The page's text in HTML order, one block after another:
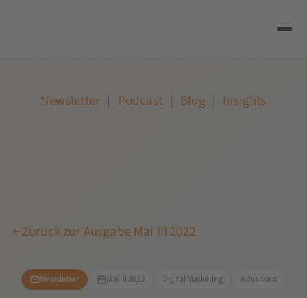
Newsletter | Podcast | Blog | Insights
Zurück zur Ausgabe Mai III 2022
Newsletter Mai III 2022 Digital Marketing Advanced